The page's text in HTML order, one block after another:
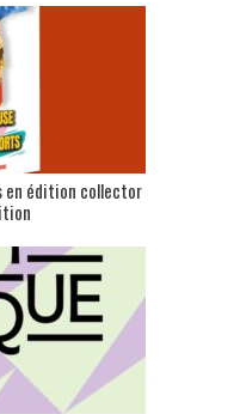
en édition collector